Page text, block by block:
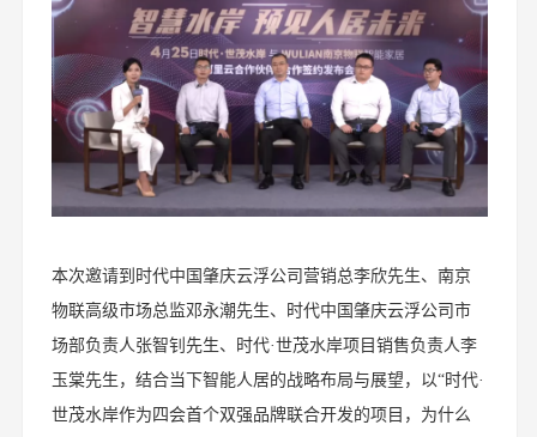
本次邀请到时代中国肇庆云浮公司营销总李欣先生、南京
物联高级市场总监邓永潮先生、时代中国肇庆云浮公司市
场部负责人张智钊先生、时代·世茂水岸项目销售负责人李
玉棠先生，结合当下智能人居的战略布局与展望，以“时代·
世茂水岸作为四会首个双强品牌联合开发的项目，为什么